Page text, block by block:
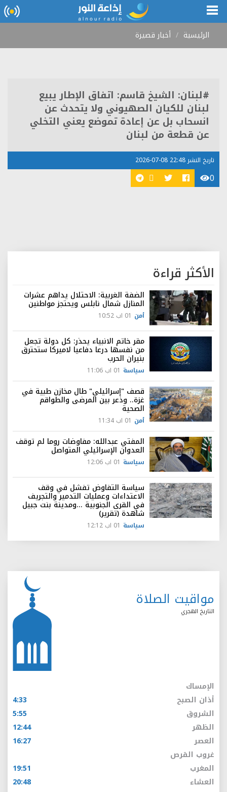
الرئيسية أخبار قصيرة
#لبنان: الشيخ قاسم: اتفاق الإطار يبيع
لبنان للكيان الصهيوني ولا يتحدث عن
انسحاب بل عن إعادة تموضع يعني التخلي
عن قطعة من لبنان
تاريخ النشر 22:48 08-07-2026
0
الأكثر قراءة
الضفة الغربية: الاحتلال يداهم عشرات
المنازل شمال نابلس ويحتجز مواطنين
أمن 01 اب 10:52
مقر خاتم الانبياء يحذر: كل دولة تجعل
من نفسها درعا دفاعيا لاميركا ستحترق
بنيران الحرب
سياسة 01 اب 11:06
قصف "إسرائيلي" طال مخازن طبية في
غزة.. وذعر بين المرضى والطواقم
الصحية
أمن 01 اب 11:34
المفتي عبدالله: مفاوضات روما لم توقف
العدوان الإسرائيلي المتواصل
سياسة 01 اب 12:06
سياسة التفاوض تفشل في وقف
الاعتداءات وعمليات التدمير والتجريف
في القرى الجنوبية ...ومدينة بنت جبيل
شاهدة (تقرير)
سياسة 01 اب 12:12
مواقيت الصلاة
التاريخ الهجري
الإمساك
أذان الصبح
4:33
الشروق
5:55
الظهر
12:44
العصر
16:27
غروب القرص
المغرب
19:51
العشاء
20:48